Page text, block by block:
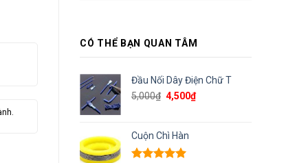
CÓ THỂ BẠN QUAN TÂM
Đầu Nối Dây Điện Chữ T
5,000₫ Giá
5,000₫.
4,500₫Giá
Cuộn Chì Hàn